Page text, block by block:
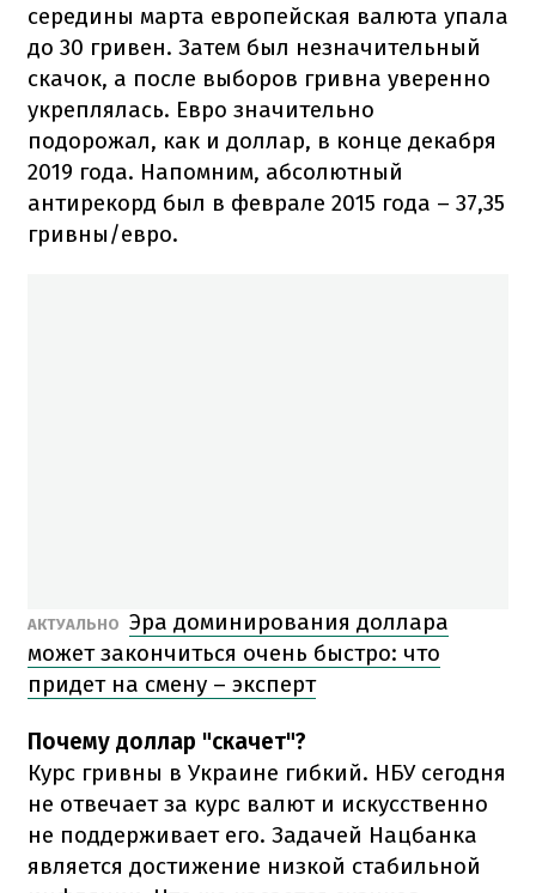
середины марта европейская валюта упала
до 30 гривен. Затем был незначительный
скачок, а после выборов гривна уверенно
укреплялась. Евро значительно
подорожал, как и доллар, в конце декабря
2019 года. Напомним, абсолютный
антирекорд был в феврале 2015 года – 37,35
гривны/евро.
АКТУАЛЬНО Эра доминирования доллара
может закончиться очень быстро: что
придет на смену – эксперт
Почему доллар "скачет"?
Курс гривны в Украине гибкий. НБУ сегодня
не отвечает за курс валют и искусственно
не поддерживает его. Задачей Нацбанка
является достижение низкой стабильной